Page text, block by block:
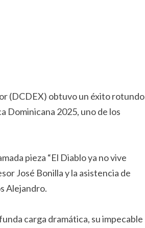
(DCDEX) obtuvo un éxito rotundo
Dominicana 2025, uno de los
pieza “El Diablo ya no vive
José Bonilla y la asistencia de
Alejandro.
carga dramática, su impecable